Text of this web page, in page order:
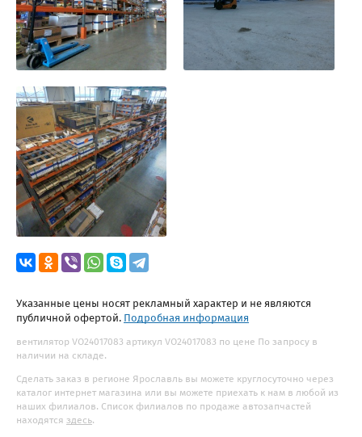
Указанные цены носят рекламный характер и не являются
публичной офертой. Подробная информация
вентилятор VO24017083 артикул VO24017083 по цене По запросу в
наличии на складе.
Сделать заказ в регионе Ярославль вы можете круглосуточно через
каталог интернет магазина или вы можете приехать к нам в любой из
наших филиалов. Список филиалов по продаже автозапчастей
находятся здесь.